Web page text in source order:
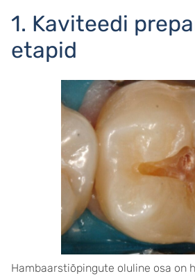
1. Kaviteedi
etapid
Hambaarstiõpingute oluline osa on